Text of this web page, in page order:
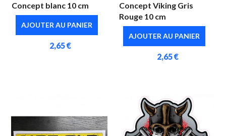
Concept blanc 10 cm
AJOUTER AU PANIER
2,65 €
Concept Viking Gris
Rouge 10 cm
AJOUTER AU PANIER
2,65 €